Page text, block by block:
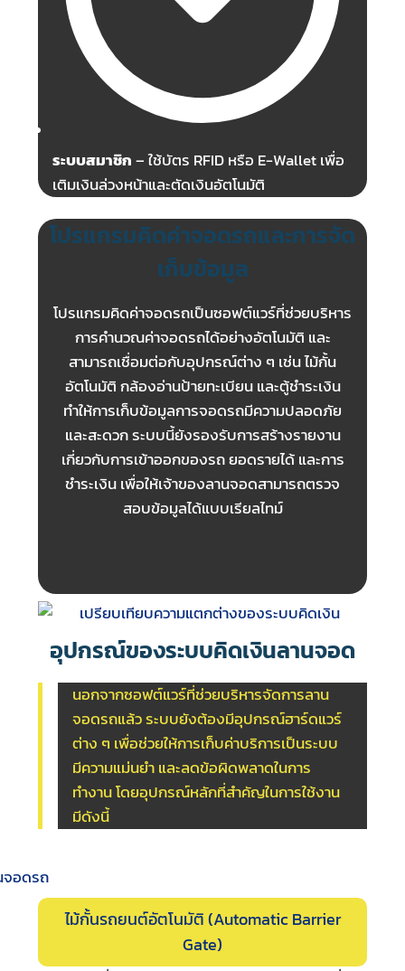
ระบบสมาชิก– ใช้บัตร RFID หรือ E-Wallet เพื่อ
เติมเงินล่วงหน้าและตัดเงินอัตโนมัติ
โปรแกรมคิดค่าจอดรถและการจัด
เก็บข้อมูล
โปรแกรมคิดค่าจอดรถเป็นซอฟต์แวร์ที่ช่วยบริหาร
การคำนวณค่าจอดรถได้อย่างอัตโนมัติ และ
สามารถเชื่อมต่อกับอุปกรณ์ต่าง ๆ เช่น ไม้กั้น
อัตโนมัติ กล้องอ่านป้ายทะเบียน และตู้ชำระเงิน
ทำให้การเก็บข้อมูลการจอดรถมีความปลอดภัย
และสะดวก ระบบนี้ยังรองรับการสร้างรายงาน
เกี่ยวกับการเข้าออกของรถ ยอดรายได้ และการ
ชำระเงิน เพื่อให้เจ้าของลานจอดสามารถตรวจ
สอบข้อมูลได้แบบเรียลไทม์
อุปกรณ์ของระบบคิดเงินลานจอด
นอกจากซอฟต์แวร์ที่ช่วยบริหารจัดการลาน
จอดรถแล้ว ระบบยังต้องมีอุปกรณ์ฮาร์ดแวร์
ต่าง ๆ เพื่อช่วยให้การเก็บค่าบริการเป็นระบบ
มีความแม่นยำ และลดข้อผิดพลาดในการ
ทำงาน โดยอุปกรณ์หลักที่สำคัญในการใช้งาน
มีดังนี้
ไม้กั้นรถยนต์อัตโนมัติ (Automatic Barrier
Gate)